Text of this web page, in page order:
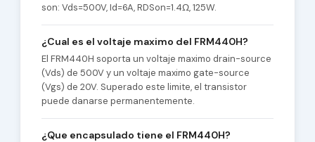
son: Vds=500V, Id=6A, RDSon=1.4Ω, 125W.
¿Cual es el voltaje maximo del FRM440H?
El FRM440H soporta un voltaje maximo drain-source
(Vds) de 500V y un voltaje maximo gate-source
(Vgs) de 20V. Superado este limite, el transistor
puede danarse permanentemente.
¿Que encapsulado tiene el FRM440H?